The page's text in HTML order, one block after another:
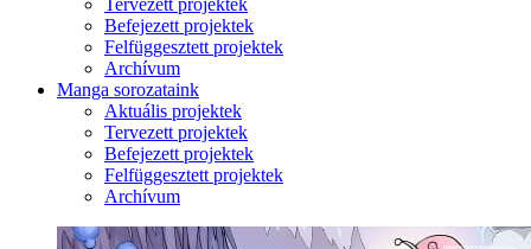
Tervezett projektek
Befejezett projektek
Felfüggesztett projektek
Archívum
Manga sorozataink
Aktuális projektek
Tervezett projektek
Befejezett projektek
Felfüggesztett projektek
Archívum